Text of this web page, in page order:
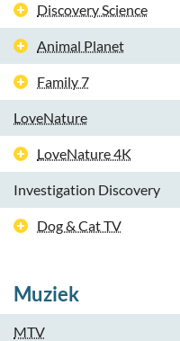
Discovery Science
Animal Planet
Family 7
LoveNature
LoveNature 4K
Investigation Discovery
Dog & Cat TV
Muziek
MTV